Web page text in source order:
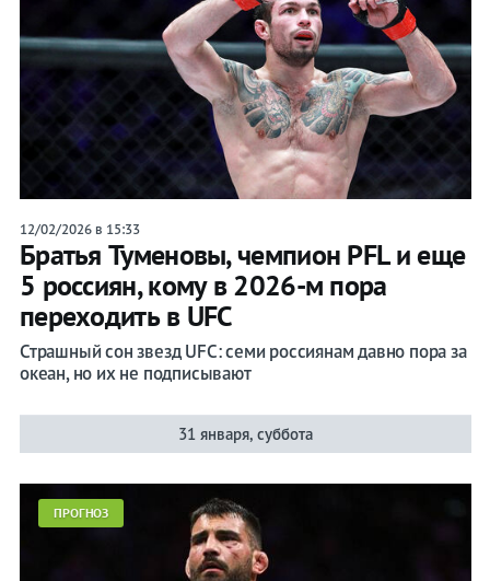
12/02/2026 в 15:33
Братья Туменовы, чемпион PFL и еще
5 россиян, кому в 2026-м пора
переходить в UFC
Страшный сон звезд UFC: семи россиянам давно пора за
океан, но их не подписывают
31 января, суббота
ПРОГНОЗ